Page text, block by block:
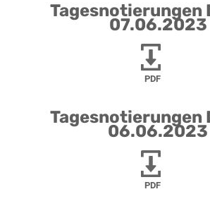
Tagesnotierungen
07.06.2023
PDF
Tagesnotierungen
06.06.2023
PDF